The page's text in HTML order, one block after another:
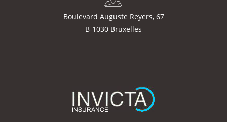
Boulevard Auguste Reyers, 67
B-1030 Bruxelles